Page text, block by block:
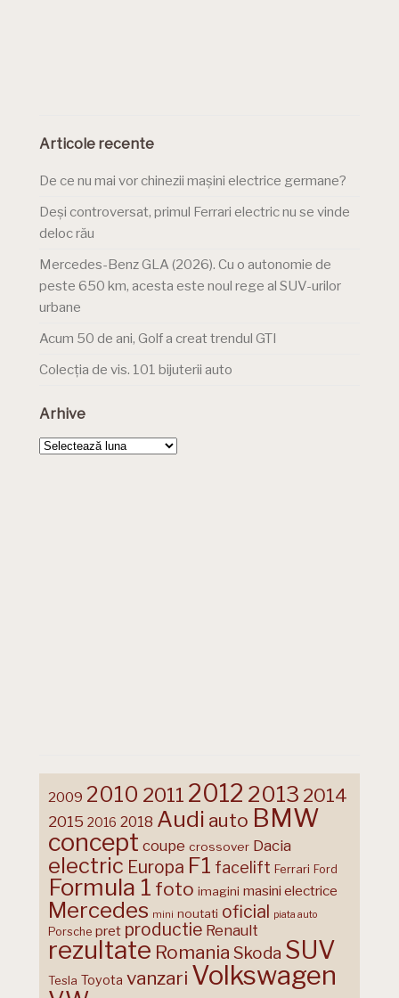
Articole recente
De ce nu mai vor chinezii mașini electrice germane?
Deși controversat, primul Ferrari electric nu se vinde
deloc rău
Mercedes-Benz GLA (2026). Cu o autonomie de
peste 650 km, acesta este noul rege al SUV-urilor
urbane
Acum 50 de ani, Golf a creat trendul GTI
Colecția de vis. 101 bijuterii auto
Arhive
Arhive
2009 2010 2011 2012 2013 2014
2015 2016 2018 Audi auto BMW
concept coupe crossover Dacia
electric Europa F1 facelift Ferrari Ford
Formula 1 foto imagini masini electrice
Mercedes mini noutati oficial piata auto
Porsche pret productie Renault
rezultate Romania Skoda SUV
Tesla Toyota vanzari Volkswagen